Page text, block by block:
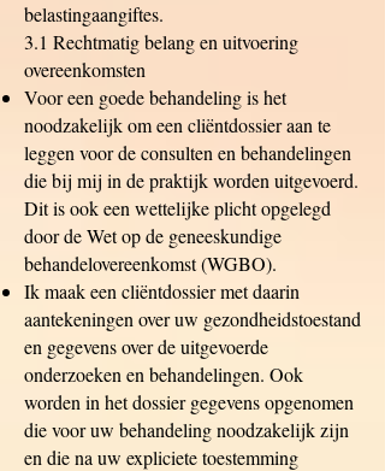
belastingaangiftes.
3.1 Rechtmatig belang en uitvoering
overeenkomsten
Voor een goede behandeling is het
noodzakelijk om een cliëntdossier aan te
leggen voor de consulten en behandelingen
die bij mij in de praktijk worden uitgevoerd.
Dit is ook een wettelijke plicht opgelegd
door de Wet op de geneeskundige
behandelovereenkomst (WGBO).
Ik maak een cliëntdossier met daarin
aantekeningen over uw gezondheidstoestand
en gegevens over de uitgevoerde
onderzoeken en behandelingen. Ook
worden in het dossier gegevens opgenomen
die voor uw behandeling noodzakelijk zijn
en die na uw expliciete toestemming